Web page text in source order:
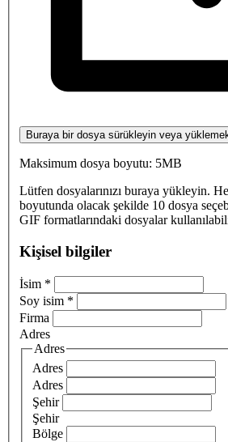
Buraya bir dosya sürükleyin veya
Maksimum dosya boyutu: 5MB
Lütfen dosyalarınızı buraya yükleyin.
boyutunda olacak şekilde 10 dosya
GIF formatlarındaki dosyalar
Kişisel bilgiler
İsim *
Soy isim *
Firma
Adres
Adres
Adres
Adres
Şehir
Şehir
Bölge